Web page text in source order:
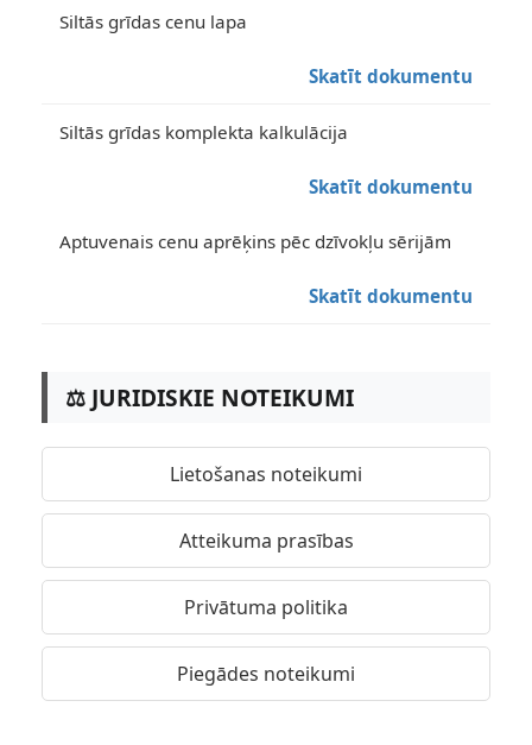
Siltās grīdas cenu lapa
Skatīt dokumentu
Siltās grīdas komplekta kalkulācija
Skatīt dokumentu
Aptuvenais cenu aprēķins pēc dzīvokļu sērijām
Skatīt dokumentu
⚖️ JURIDISKIE NOTEIKUMI
Lietošanas noteikumi
Atteikuma prasības
Privātuma politika
Piegādes noteikumi